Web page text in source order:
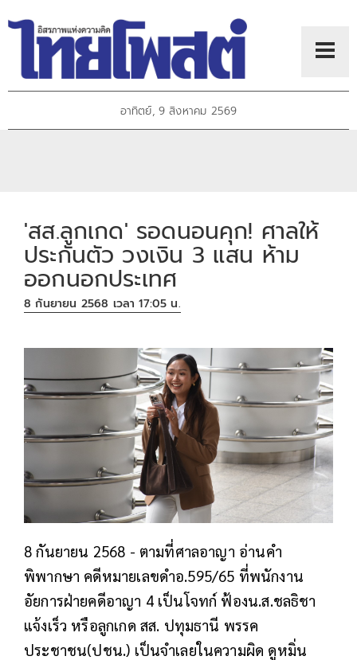
อาทิตย์, 9 สิงหาคม 2569
'สส.ลูกเกด' รอดนอนคุก! ศาลให้
ประกันตัว วงเงิน 3 แสน ห้าม
ออกนอกประเทศ
8 กันยายน 2568 เวลา 17:05 น.
8 กันยายน 2568 - ตามที่ศาลอาญา อ่านคำ
พิพากษา คดีหมายเลขดำอ.595/65 ที่พนักงาน
อัยการฝ่ายคดีอาญา 4 เป็นโจทก์ ฟ้องน.ส.ชลธิชา
แจ้งเร็ว หรือลูกเกด สส. ปทุมธานี พรรค
ประชาชน(ปชน.) เป็นจำเลยในความผิด ดูหมิ่น